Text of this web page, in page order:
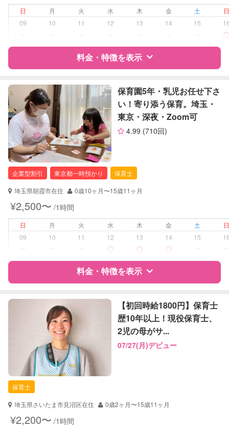
外国語対応
子育て経験
障がい児対応 対応可否は個別に相談
レッスン なし
定期予約 お引き受けしていません
お子様の撮影
（定期特典）
対応不可
日 月 火 水 木 金 土
09
10 11 12 13 14 15
料金・特徴を表示
特徴 料金 レビュー
サポートの特徴
資格
自治体届出済ベビーシッター
准看護師
対応可能/特徴
送迎サポート
早朝対応
病児対応 病児、病後児、ともに不可
障がい児対応 対応可否は個別に相談
レッスン なし
お引き受けしていません
お子様の撮影
（定期特典）
対応不可
保育園5年・乳児お任せ下さ
い！寄り添う保育。埼玉・
東京・深夜・Zoom可
4.99 (710回)
企業型割引 東京都一時預かり
保育士
埼玉県朝霞市在住
0歳10ヶ月〜15歳11ヶ月
¥2,500〜 /1時間
日 月 火 水 木 金 土
09
10 11 12 13 14 15
料金・特徴を表示
特徴 料金 レビュー
サポートの特徴
資格
企業型割引対象(旧内閣府補助対象)
保育士
【初回時給1800円】保育士
歴10年以上！現役保育士、
2児の母がサ...
07/27(月)デビュー
保育士
埼玉県さいたま市見沼区在住
0歳2ヶ月〜15歳11ヶ月
¥2,200〜 /1時間